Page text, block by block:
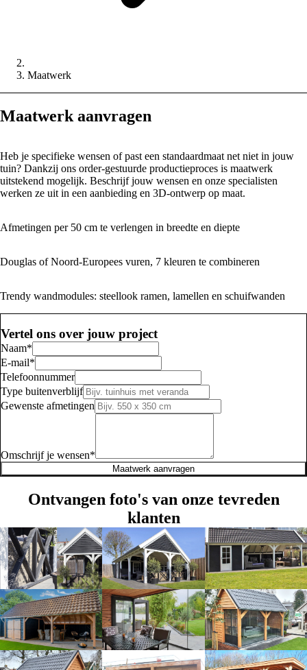
Maatwerk
Maatwerk aanvragen
Heb je specifieke wensen of past een standaardmaat net niet in jouw
tuin? Dankzij ons order-gestuurde productieproces is maatwerk
uitstekend mogelijk. Beschrijf jouw wensen en onze specialisten
werken ze uit in een aanbieding en 3D-ontwerp op maat.
Afmetingen per 50 cm te verlengen in breedte en diepte
Douglas of Noord-Europees vuren, 7 kleuren te combineren
Trendy wandmodules: steellook ramen, lamellen en schuifwanden
Vertel ons over jouw project
Naam*
E-mail*
Telefoonnummer
Type buitenverblijf
Gewenste afmetingen
Omschrijf je wensen*
Maatwerk aanvragen
Ontvangen foto's van onze tevreden
klanten